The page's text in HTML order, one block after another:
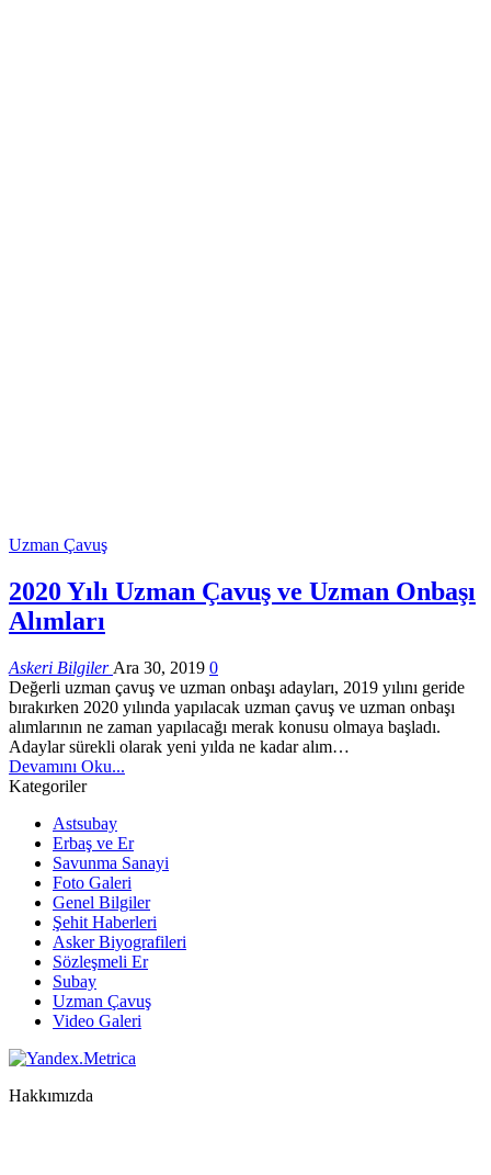
Uzman Çavuş
2020 Yılı Uzman Çavuş ve Uzman Onbaşı
Alımları
Askeri Bilgiler Ara 30, 2019 0
Değerli uzman çavuş ve uzman onbaşı adayları, 2019 yılını geride
bırakırken 2020 yılında yapılacak uzman çavuş ve uzman onbaşı
alımlarının ne zaman yapılacağı merak konusu olmaya başladı.
Adaylar sürekli olarak yeni yılda ne kadar alım…
Devamını Oku...
Kategoriler
Astsubay
Erbaş ve Er
Savunma Sanayi
Foto Galeri
Genel Bilgiler
Şehit Haberleri
Asker Biyografileri
Sözleşmeli Er
Subay
Uzman Çavuş
Video Galeri
Hakkımızda